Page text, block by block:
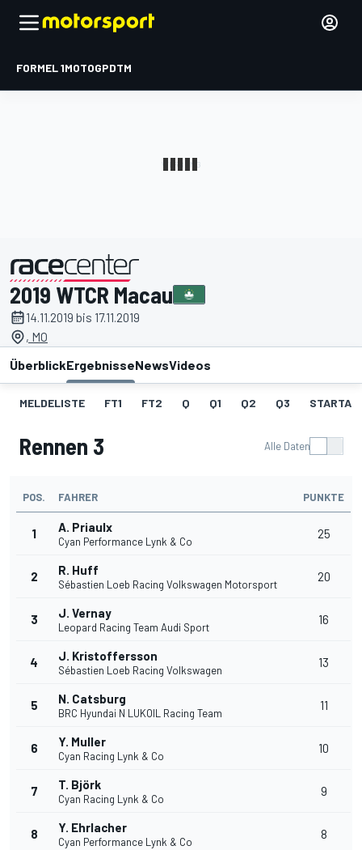
FORMEL 1MOTOGPDTM
präsentiert von
2019 WTCR Macau
14.11.2019 bis 17.11.2019
, MO
ÜberblickErgebnisseNewsVideos
MELDELISTE FT1 FT2 Q Q1 Q2 Q3
Rennen 3 Alle Daten
POS. FAHRER PUNKTE
1 A. Priaulx
Cyan Performance Lynk & Co
25
2 R. Huff
Sébastien Loeb Racing Volkswagen Motorsport
20
3 J. Vernay
Leopard Racing Team Audi Sport
16
4 J. Kristoffersson
Sébastien Loeb Racing Volkswagen
13
5 N. Catsburg
BRC Hyundai N LUKOIL Racing Team
11
6 Y. Muller
Cyan Racing Lynk & Co
10
7 T. Björk
Cyan Racing Lynk & Co
9
8 Y. Ehrlacher
Cyan Performance Lynk & Co
8